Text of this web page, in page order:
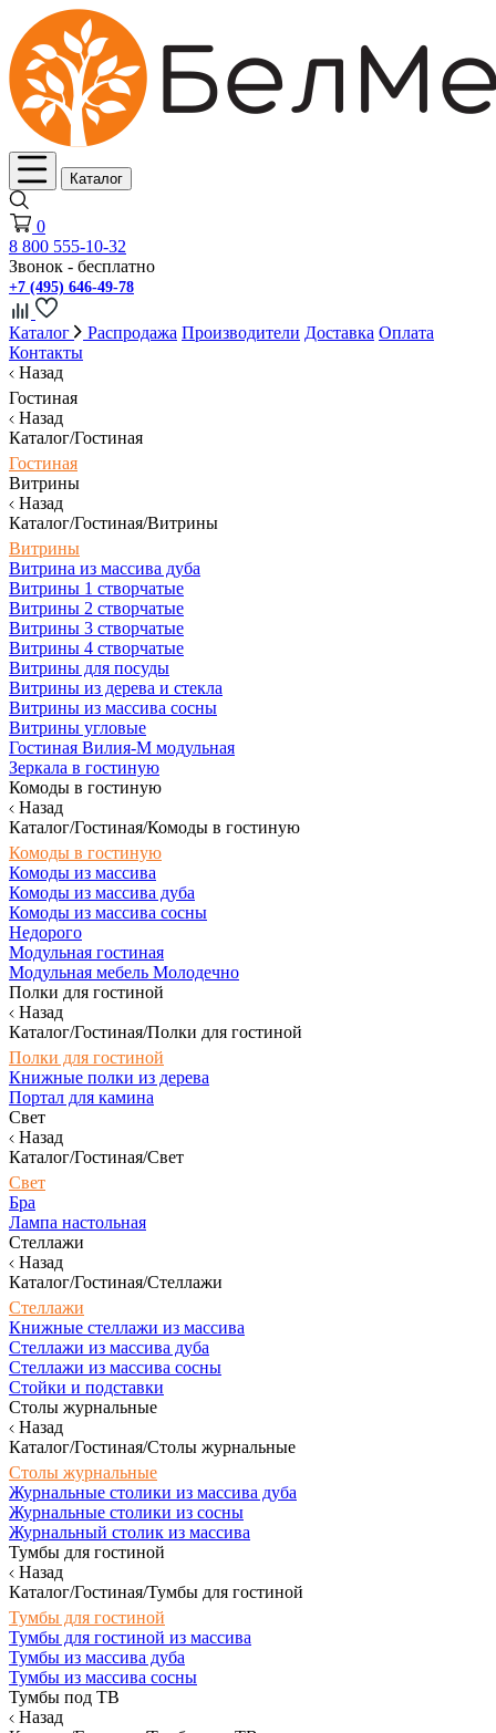
Каталог
0
8 800 555-10-32
Звонок - бесплатно
+7 (495) 646-49-78
Каталог Распродажа Производители Доставка Оплата
Контакты
Назад
Гостиная
Назад
Каталог/Гостиная
Гостиная
Витрины
Назад
Каталог/Гостиная/Витрины
Витрины
Витрина из массива дуба
Витрины 1 створчатые
Витрины 2 створчатые
Витрины 3 створчатые
Витрины 4 створчатые
Витрины для посуды
Витрины из дерева и стекла
Витрины из массива сосны
Витрины угловые
Гостиная Вилия-М модульная
Зеркала в гостиную
Комоды в гостиную
Назад
Каталог/Гостиная/Комоды в гостиную
Комоды в гостиную
Комоды из массива
Комоды из массива дуба
Комоды из массива сосны
Недорого
Модульная гостиная
Модульная мебель Молодечно
Полки для гостиной
Назад
Каталог/Гостиная/Полки для гостиной
Полки для гостиной
Книжные полки из дерева
Портал для камина
Свет
Назад
Каталог/Гостиная/Свет
Свет
Бра
Лампа настольная
Стеллажи
Назад
Каталог/Гостиная/Стеллажи
Стеллажи
Книжные стеллажи из массива
Стеллажи из массива дуба
Стеллажи из массива сосны
Стойки и подставки
Столы журнальные
Назад
Каталог/Гостиная/Столы журнальные
Столы журнальные
Журнальные столики из массива дуба
Журнальные столики из сосны
Журнальный столик из массива
Тумбы для гостиной
Назад
Каталог/Гостиная/Тумбы для гостиной
Тумбы для гостиной
Тумбы для гостиной из массива
Тумбы из массива дуба
Тумбы из массива сосны
Тумбы под ТВ
Назад